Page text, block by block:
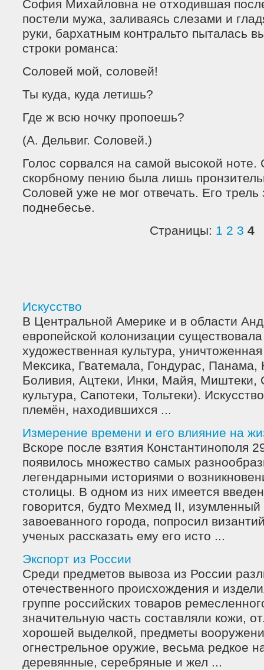
София Михайловна не отходившая
постели мужа, заливаясь слезами и
руки, бархатным контральто пыталась
строки романса:
Соловей мой, соловей!
Ты куда, куда летишь?
Где ж всю ночку пропоешь?
(А. Дельвиг. Соловей.)
Голос сорвался на самой высокой
скорбному пению была лишь
Соловей уже не мог отвечать. Его трель
поднебесье.
Страницы: 1 2 3 4
Искусство
В Центральной Америке и в области
европейской колонизации
художественная культура,
Мексика, Гватемала, Гондурас, Панама,
Боливия, Ацтеки, Инки, Майя, Миштеки,
культура, Сапотеки, Тольтеки).
племён, находившихся ...
Измерение времени и его влияние на
Вскоре после взятия Константинополя
появилось множество самых
легендарными историями о
столицы. В одном из них имеется
говорится, будто Мехмед II, изумленный
завоеванного города, попросил
ученых рассказать ему его исто ...
Экспорт из России
Среди предметов вывоза из России
отечественного происхождения и
группе российских товаров
значительную часть составляли кожи,
хорошей выделкой, предметы
огнестрельное оружие, весьма редкое
деревянные, серебряные и жел ...